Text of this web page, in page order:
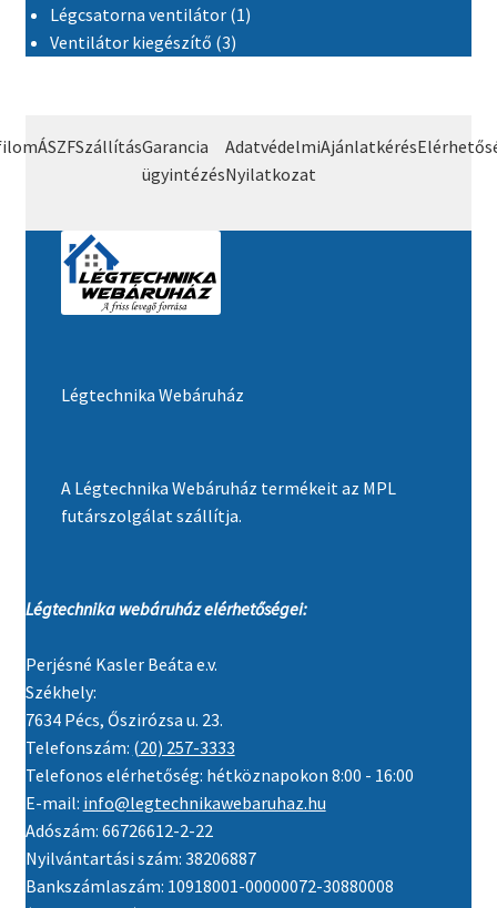
Légcsatorna ventilátor 11 termék
Ventilátor kiegészítő 33 termék
ÁSZFSzállításGarancia
ügyintézés
Adatvédelmi
Nyilatkozat
Ajánlatkérés
Légtechnika Webáruház
A Légtechnika Webáruház termékeit az MPL
futárszolgálat szállítja.
Légtechnika webáruház elérhetőségei:
Perjésné Kasler Beáta e.v.
Székhely:
7634 Pécs, Őszirózsa u. 23.
Telefonszám: (20) 257-3333
Telefonos elérhetőség: hétköznapokon 8:00 - 16:00
E-mail: info@legtechnikawebaruhaz.hu
Adószám: 66726612-2-22
Nyilvántartási szám: 38206887
Bankszámlaszám: 10918001-00000072-30880008